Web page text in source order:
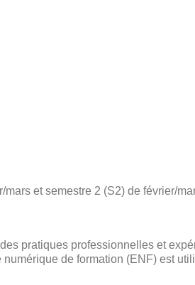
et semestre 2 (S2) de février/
pratiques professionnelles et
de formation (ENF) est